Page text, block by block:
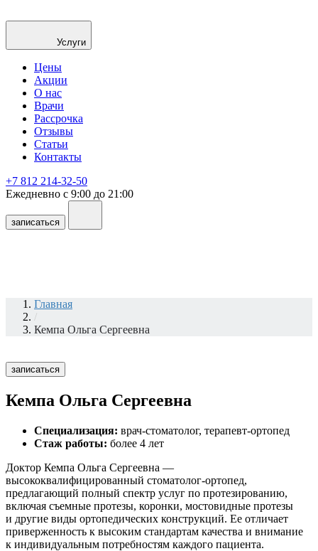
Услуги
Цены
Акции
О нас
Врачи
Рассрочка
Отзывы
Статьи
Контакты
+7 812 214-32-50
Ежедневно с 9:00 до 21:00
записаться
Главная
/
Кемпа Ольга Сергеевна
записаться
Кемпа Ольга Сергеевна
Специализация: врач‑стоматолог, терапевт‑ортопед
Стаж работы: более 4 лет
Доктор Кемпа Ольга Сергеевна —
высококвалифицированный стоматолог‑ортопед,
предлагающий полный спектр услуг по протезированию,
включая съемные протезы, коронки, мостовидные протезы
и другие виды ортопедических конструкций. Ее отличает
приверженность к высоким стандартам качества и внимание
к индивидуальным потребностям каждого пациента.